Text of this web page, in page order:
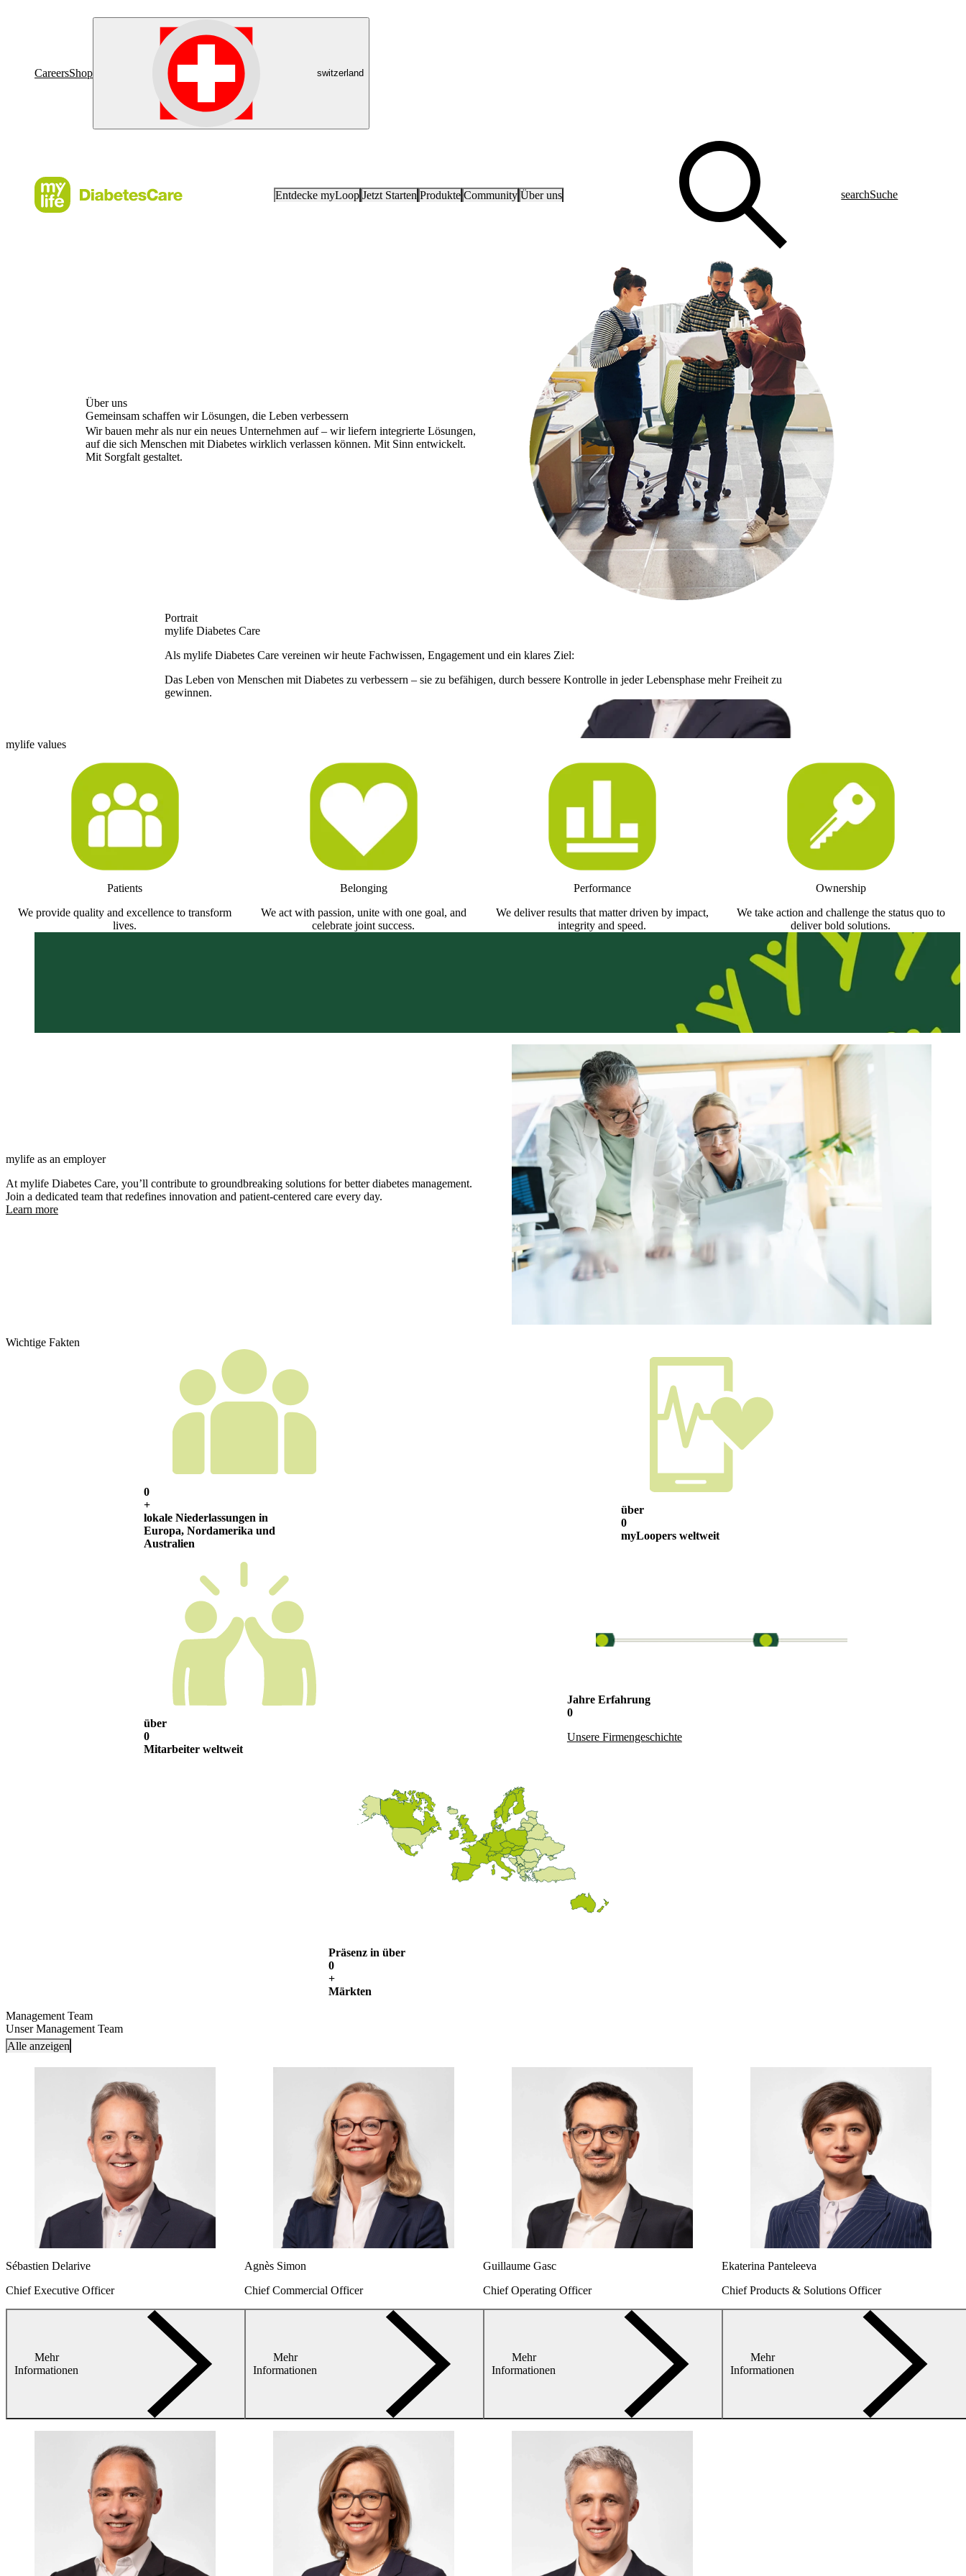
CareersShop switzerland
Entdecke myLoop Jetzt Starten Produkte Community Über uns searchSuche
Über uns
Gemeinsam schaffen wir Lösungen, die Leben verbessern
Wir bauen mehr als nur ein neues Unternehmen auf – wir liefern integrierte Lösungen,
auf die sich Menschen mit Diabetes wirklich verlassen können. Mit Sinn entwickelt.
Mit Sorgfalt gestaltet.
Portrait
mylife Diabetes Care
Als mylife Diabetes Care vereinen wir heute Fachwissen, Engagement und ein klares Ziel:
Das Leben von Menschen mit Diabetes zu verbessern – sie zu befähigen, durch bessere Kontrolle in jeder Lebensphase mehr Freiheit zu
gewinnen.
mylife values
Patients
We provide quality and excellence to transform
lives.
Belonging
We act with passion, unite with one goal, and
celebrate joint success.
Performance
We deliver results that matter driven by impact,
integrity and speed.
Ownership
We take action and challenge the status quo to
deliver bold solutions.
mylife as an employer
At mylife Diabetes Care, you’ll contribute to groundbreaking solutions for better diabetes management.
Join a dedicated team that redefines innovation and patient-centered care every day.
Learn more
Wichtige Fakten
0
+
lokale Niederlassungen in
Europa, Nordamerika und
Australien
über
0
myLoopers weltweit
über
0
Mitarbeiter weltweit
Jahre Erfahrung
0
Unsere Firmengeschichte
Präsenz in über
0
+
Märkten
Management Team
Unser Management Team
Alle anzeigen
Sébastien Delarive
Chief Executive Officer
Mehr
Informationen
arrow-
right
Agnès Simon
Chief Commercial Officer
Mehr
Informationen
arrow-
right
Guillaume Gasc
Chief Operating Officer
Mehr
Informationen
arrow-
right
Ekaterina Panteleeva
Chief Products & Solutions Officer
Mehr
Informationen